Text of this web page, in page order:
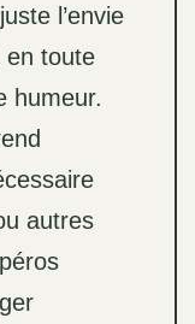
l’envie
en toute
humeur.
autres